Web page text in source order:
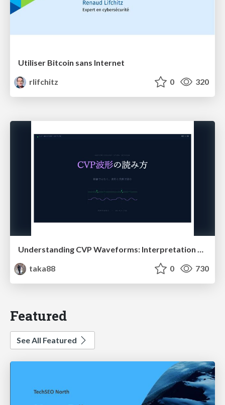
Utiliser Bitcoin sans Internet
rlifchitz
0 320
Understanding CVP Waveforms: Interpretation and Clinical Implications in Anesthesiology
taka88
0 730
Featured
See All Featured